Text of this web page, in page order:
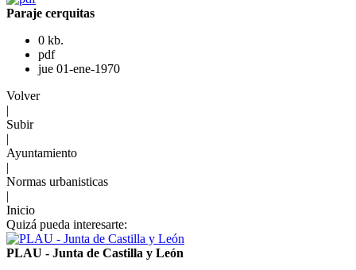
Paraje cerquitas
0 kb.
pdf
jue 01-ene-1970
Volver
|
Subir
|
Ayuntamiento
|
Normas urbanisticas
|
Inicio
Quizá pueda interesarte:
PLAU - Junta de Castilla y León